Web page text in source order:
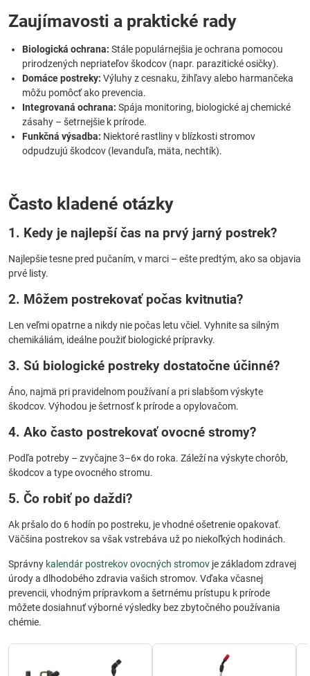
Zaujímavosti a praktické rady
Biologická ochrana: Stále populárnejšia je ochrana pomocou
prirodzených nepriateľov škodcov (napr. parazitické osičky).
Domáce postreky: Výluhy z cesnaku, žihľavy alebo harmančeka
môžu pomôcť ako prevencia.
Integrovaná ochrana: Spája monitoring, biologické aj chemické
zásahy – šetrnejšie k prírode.
Funkčná výsadba: Niektoré rastliny v blízkosti stromov
odpudzujú škodcov (levanduľa, mäta, nechtík).
Často kladené otázky
1. Kedy je najlepší čas na prvý jarný postrek?
Najlepšie tesne pred pučaním, v marci – ešte predtým, ako sa objavia
prvé listy.
2. Môžem postrekovať počas kvitnutia?
Len veľmi opatrne a nikdy nie počas letu včiel. Vyhnite sa silným
chemikáliám, ideálne použiť biologické prípravky.
3. Sú biologické postreky dostatočne účinné?
Áno, najmä pri pravidelnom používaní a pri slabšom výskyte
škodcov. Výhodou je šetrnosť k prírode a opylovačom.
4. Ako často postrekovať ovocné stromy?
Podľa potreby – zvyčajne 3–6× do roka. Záleží na výskyte chorôb,
škodcov a type ovocného stromu.
5. Čo robiť po daždi?
Ak pršalo do 6 hodín po postreku, je vhodné ošetrenie opakovať.
Väčšina postrekov sa však vstrebáva už po niekoľkých hodinách.
Správny kalendár postrekov ovocných stromov je základom zdravej
úrody a dlhodobého zdravia vašich stromov. Vďaka včasnej
prevencii, vhodným prípravkom a šetrnému prístupu k prírode
môžete dosiahnuť výborné výsledky bez zbytočného používania
chémie.